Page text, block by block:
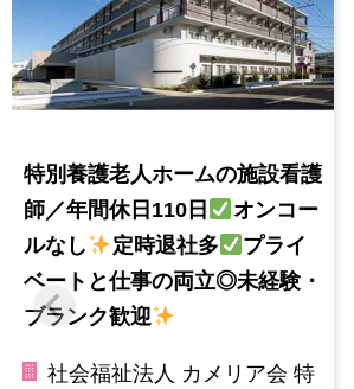
特別養護老人ホームの施設看護
師／年間休日110日
オンコー
ルなし
定時退社多
プライ
ベートと仕事の両立◎未経験・
ブランク歓迎
社会福祉法人 カメリア会 特